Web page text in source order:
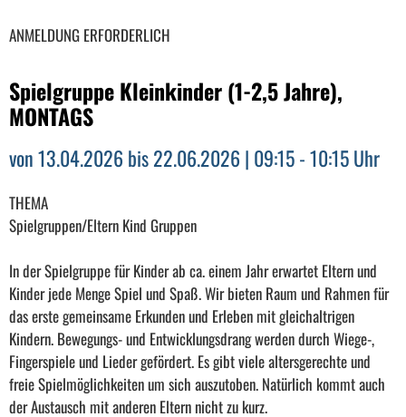
ANMELDUNG ERFORDERLICH
Spielgruppe Kleinkinder (1-2,5 Jahre),
MONTAGS
von 13.04.2026 bis 22.06.2026 | 09:15 - 10:15 Uhr
THEMA
Spielgruppen/Eltern Kind Gruppen
In der Spielgruppe für Kinder ab ca. einem Jahr erwartet Eltern und
Kinder jede Menge Spiel und Spaß. Wir bieten Raum und Rahmen für
das erste gemeinsame Erkunden und Erleben mit gleichaltrigen
Kindern. Bewegungs- und Entwicklungsdrang werden durch Wiege-,
Fingerspiele und Lieder gefördert. Es gibt viele altersgerechte und
freie Spielmöglichkeiten um sich auszutoben. Natürlich kommt auch
der Austausch mit anderen Eltern nicht zu kurz.